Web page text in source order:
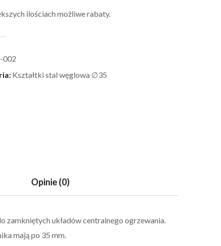
ilościach możliwe rabaty.
002
Kształtki stal węglowa ∅35
Opinie (0)
układów centralnego ogrzewania.
mają po 35 mm.